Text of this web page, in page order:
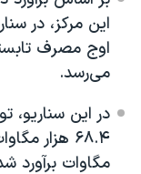
نرگس محمدی برنده
همایش
سفر پرزیدنت
این مرکز، در
می‌رسد.
در این
مگاوات برآورد